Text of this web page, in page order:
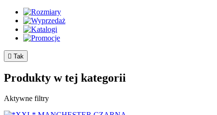
 Tak
Produkty w tej kategorii
Aktywne filtry